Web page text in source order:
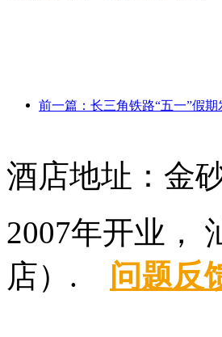
酒店地址：金
2007年开业，
店）. 问题反